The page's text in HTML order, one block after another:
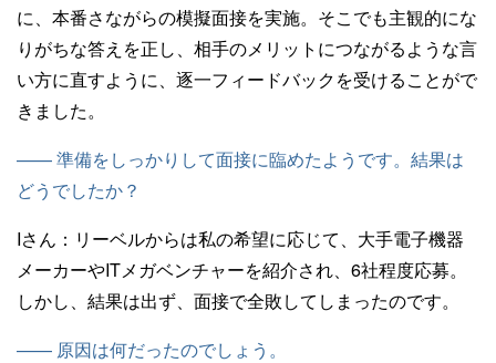
に、本番さながらの模擬面接を実施。そこでも主観的にな
りがちな答えを正し、相手のメリットにつながるような言
い方に直すように、逐一フィードバックを受けることがで
きました。
—— 準備をしっかりして面接に臨めたようです。結果は
どうでしたか？
Iさん： リーベルからは私の希望に応じて、大手電子機器
メーカーやITメガベンチャーを紹介され、6社程度応募。
しかし、結果は出ず、面接で全敗してしまったのです。
—— 原因は何だったのでしょう。